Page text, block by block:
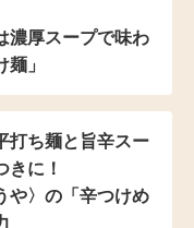
濃厚スープで味わ
麺」
打ち麺と 旨辛スー
きに！
や〉の 「辛つけめ